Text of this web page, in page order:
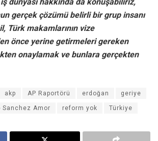
gerçek çözümü belirli bir grup insanı
Türk makamlarının vize
önce yerine getirmeleri gereken
onaylamak ve bunlara gerçekten
akp AP Raportörü erdoğan geriye
Sanchez Amor reform yok Türkiye